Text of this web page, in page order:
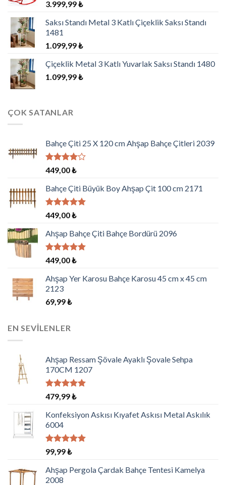
3.999,99₺
Saksı Standı Metal 3 Katlı Çiçeklik Saksı Standı
1481
1.099,99₺
Çiçeklik Metal 3 Katlı Yuvarlak Saksı Standı 1480
1.099,99₺
ÇOK SATANLAR
Bahçe Çiti 25 X 120 cm Ahşap Bahçe Çitleri 2039
5
üzerinden
4.00
oy
aldı
449,00₺
Bahçe Çiti Büyük Boy Ahşap Çit 100 cm 2171
5 üzerinden
5.00oy
aldı
449,00₺
Ahşap Bahçe Çiti Bahçe Bordürü 2096
5 üzerinden
5.00oy
aldı
449,00₺
Ahşap Yer Karosu Bahçe Karosu 45 cm x 45 cm
2123
69,99₺
EN SEVILENLER
Ahşap Ressam Şövale Ayaklı Şovale Sehpa
170CM 1207
5 üzerinden
5.00oy
aldı
479,99₺
Konfeksiyon Askısı Kıyafet Askısı Metal Askılık
6004
5 üzerinden
5.00
aldı
99,99₺
Ahşap Pergola Çardak Bahçe Tentesi Kamelya
2008